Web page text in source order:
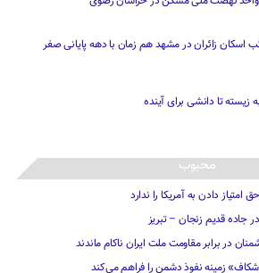
دادن به آمریکا را ندارد
در برابر مقاومت ملت ایران ناکام ماندند
زمینه نفوذ دشمن را فراهم می‌کند
در برابر ایران است